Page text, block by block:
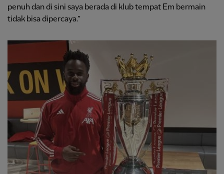
penuh dan di sini saya berada di klub tempat Em bermain
tidak bisa dipercaya.”